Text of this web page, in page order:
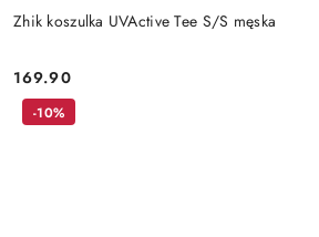
Zhik koszulka UVActive Tee S/S męska
Cena:
169.90
-10%